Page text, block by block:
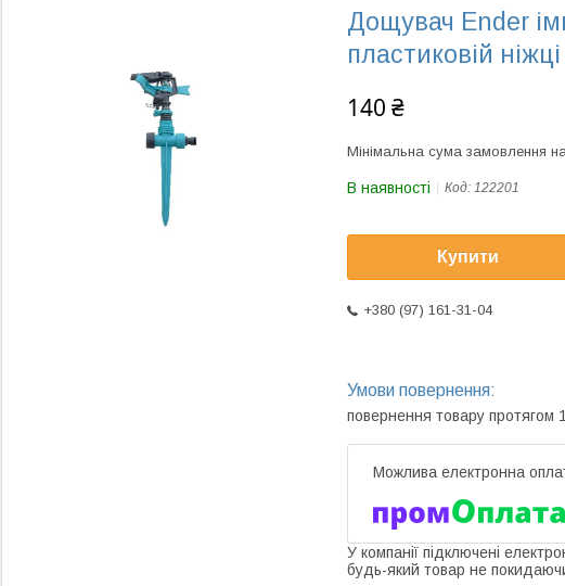
Дощувач Ender
пластиковій ніжці
140 ₴
Мінімальна сума замовлення
В наявності Код: 122201
Купити
+380 (97) 161-31-04
повернення товару протягом
У компанії підключені
будь-який товар не